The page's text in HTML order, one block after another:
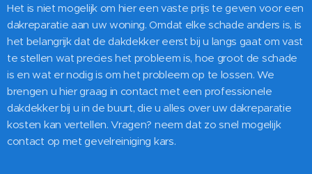
Het is niet mogelijk om hier een vaste prijs te geven voor een
dakreparatie aan uw woning. Omdat elke schade anders is, is
het belangrijk dat de dakdekker eerst bij u langs gaat om vast
te stellen wat precies het probleem is, hoe groot de schade
is en wat er nodig is om het probleem op te lossen. We
brengen u hier graag in contact met een professionele
dakdekker bij u in de buurt, die u alles over uw dakreparatie
kosten kan vertellen. Vragen? neem dat zo snel mogelijk
contact op met gevelreiniging kars.